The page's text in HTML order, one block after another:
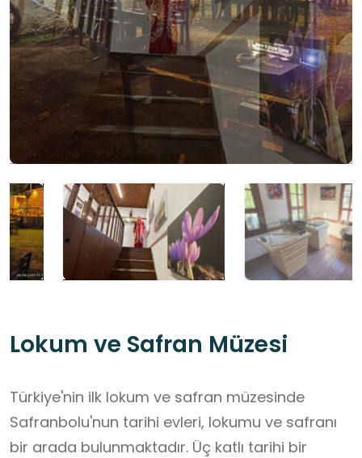
Lokum ve Safran Müzesi
Türkiye'nin ilk lokum ve safran müzesinde
Safranbolu'nun tarihi evleri, lokumu ve safranı
bir arada bulunmaktadır. Üç katlı tarihi bir